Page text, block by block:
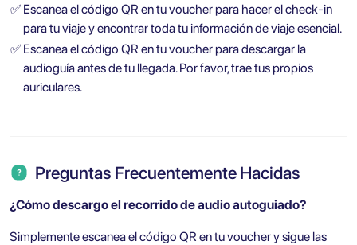
✅ Escanea el código QR en tu voucher para hacer el check-in
para tu viaje y encontrar toda tu información de viaje esencial.
✅ Escanea el código QR en tu voucher para descargar la
audioguía antes de tu llegada. Por favor, trae tus propios
auriculares.
Preguntas Frecuentemente Hacidas
¿Cómo descargo el recorrido de audio autoguiado?
Simplemente escanea el código QR en tu voucher y sigue las